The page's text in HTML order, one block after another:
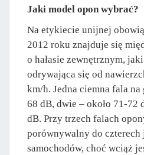
Jaki model opon wybrać?
Na etykiecie unijnej
2012 roku znajduje się
o hałasie zewnętrznym,
odrywająca się od
km/h. Jedna ciemna fala
68 dB, dwie – około 71-72
dB. Przy trzech falach
porównywalny do czterech
samochodów, choć wciąż